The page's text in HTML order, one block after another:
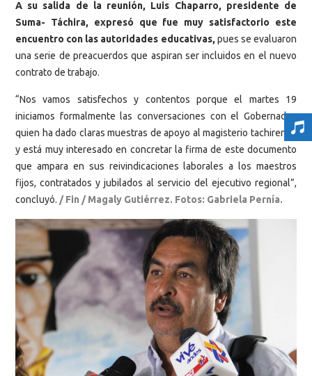
A su salida de la reunión, Luis Chaparro, presidente de
Suma- Táchira, expresó que fue muy satisfactorio este
encuentro con las autoridades educativas, pues se evaluaron
una serie de preacuerdos que aspiran ser incluidos en el nuevo
contrato de trabajo.
“Nos vamos satisfechos y contentos porque el martes 19
iniciamos formalmente las conversaciones con el Gobernador,
quien ha dado claras muestras de apoyo al magisterio tachirense
y está muy interesado en concretar la firma de este documento
que ampara en sus reivindicaciones laborales a los maestros
fijos, contratados y jubilados al servicio del ejecutivo regional”,
concluyó. / Fin / Magaly Gutiérrez. Fotos: Gabriela Pernía.